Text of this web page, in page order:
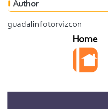
Author
guadalinfotorvizcon
Home